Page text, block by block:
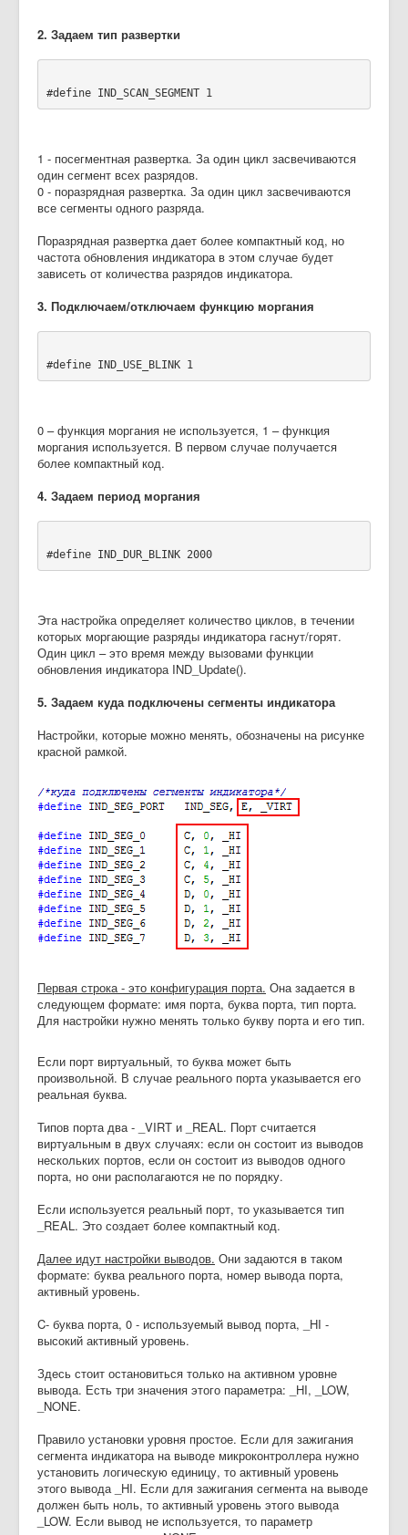
2. Задаем тип развертки
#define IND_SCAN_SEGMENT 1
1 - посегментная развертка. За один цикл засвечиваются
один сегмент всех разрядов.
0 - поразрядная развертка. За один цикл засвечиваются
все сегменты одного разряда.
Поразрядная развертка дает более компактный код, но
частота обновления индикатора в этом случае будет
зависеть от количества разрядов индикатора.
3. Подключаем/отключаем функцию моргания
#define IND_USE_BLINK 1
0 – функция моргания не используется, 1 – функция
моргания используется. В первом случае получается
более компактный код.
4. Задаем период моргания
#define IND_DUR_BLINK 2000
Эта настройка определяет количество циклов, в течении
которых моргающие разряды индикатора гаснут/горят.
Один цикл – это время между вызовами функции
обновления индикатора IND_Update().
5. Задаем куда подключены сегменты индикатора
Настройки, которые можно менять, обозначены на рисунке
красной рамкой.
Первая строка - это конфигурация порта. Она задается в
следующем формате: имя порта, буква порта, тип порта.
Для настройки нужно менять только букву порта и его тип.
Если порт виртуальный, то буква может быть
произвольной. В случае реального порта указывается его
реальная буква.
Типов порта два - _VIRT и _REAL. Порт считается
виртуальным в двух случаях: если он состоит из выводов
нескольких портов, если он состоит из выводов одного
порта, но они располагаются не по порядку.
Если используется реальный порт, то указывается тип
_REAL. Это создает более компактный код.
Далее идут настройки выводов. Они задаются в таком
формате: буква реального порта, номер вывода порта,
активный уровень.
C- буква порта, 0 - используемый вывод порта, _HI -
высокий активный уровень.
Здесь стоит остановиться только на активном уровне
вывода. Есть три значения этого параметра: _HI, _LOW,
_NONE.
Правило установки уровня простое. Если для зажигания
сегмента индикатора на выводе микроконтроллера нужно
установить логическую единицу, то активный уровень
этого вывода _HI. Если для зажигания сегмента на выводе
должен быть ноль, то активный уровень этого вывода
_LOW. Если вывод не используется, то параметр